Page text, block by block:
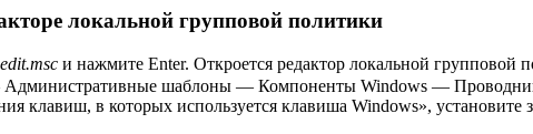
локальной групповой политики
и нажмите Enter. Откроется редактор локальной групповой
Административные шаблоны — Компоненты Windows —
клавиш, в которых используется клавиша Windows»,